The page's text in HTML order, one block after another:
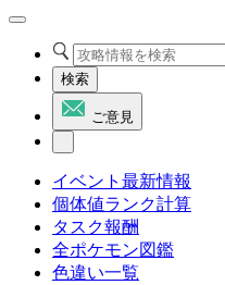
検索
ご意見
イベント最新情報
個体値ランク計算
タスク報酬
全ポケモン図鑑
色違い一覧